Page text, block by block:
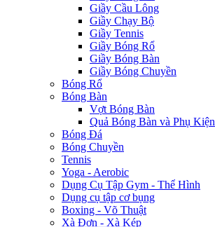
Giầy Cầu Lông
Giầy Chạy Bộ
Giầy Tennis
Giầy Bóng Rổ
Giầy Bóng Bàn
Giầy Bóng Chuyền
Bóng Rổ
Bóng Bàn
Vợt Bóng Bàn
Quả Bóng Bàn và Phụ Kiện
Bóng Đá
Bóng Chuyền
Tennis
Yoga - Aerobic
Dụng Cụ Tập Gym - Thể Hình
Dụng cụ tập cơ bụng
Boxing - Võ Thuật
Xà Đơn - Xà Kép